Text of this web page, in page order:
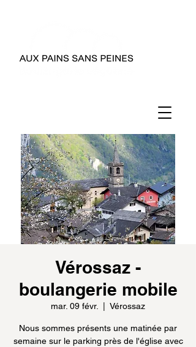
Vérossaz -
boulangerie mobile
mar. 09 févr. Vérossaz
Nous sommes présents une matinée par
semaine sur le parking près de l'église avec